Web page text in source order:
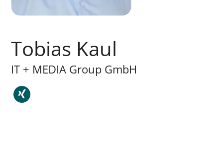
Tobias Kaul
IT + MEDIA Group GmbH